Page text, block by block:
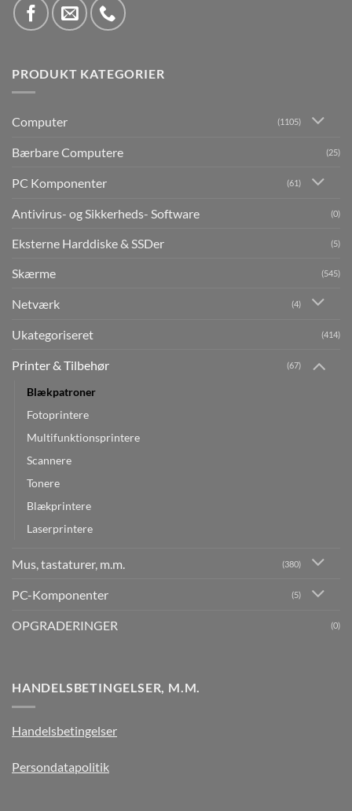
PRODUKT KATEGORIER
Computer (1105)
Bærbare Computere (25)
PC Komponenter (61)
Antivirus- og Sikkerheds- Software (0)
Eksterne Harddiske & SSDer (5)
Skærme (545)
Netværk (4)
Ukategoriseret (414)
Printer & Tilbehør (67)
Blækpatroner
Fotoprintere
Multifunktionsprintere
Scannere
Tonere
Blækprintere
Laserprintere
Mus, tastaturer, m.m. (380)
PC-Komponenter (5)
OPGRADERINGER (0)
HANDELSBETINGELSER, M.M.
Handelsbetingelser
Persondatapolitik